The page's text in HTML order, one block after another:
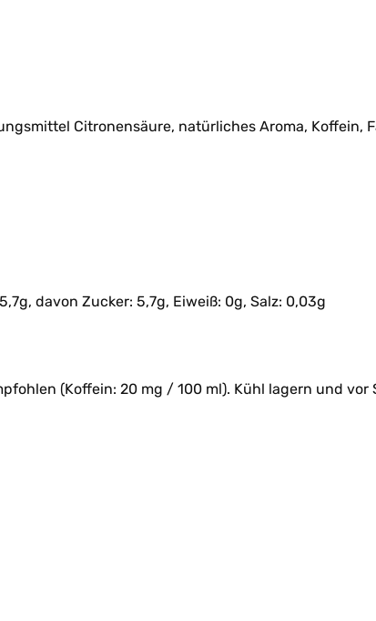
Citronensäure, natürliches Aroma, Koffein,
davon Zucker: 5,7g, Eiweiß: 0g, Salz: 0,03g
(Koffein: 20 mg / 100 ml). Kühl lagern und